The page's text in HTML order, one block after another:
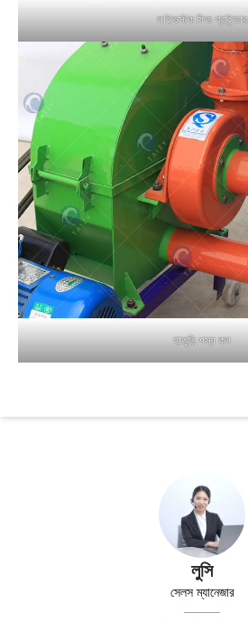
লুসি
সেলস ম্যানেজার
লাইভস্টক ফিড গ্রাইন্ডার
হাতুড়ি শস্য কল